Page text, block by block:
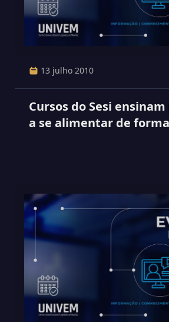
13 julho 2010
Cursos do Sesi
a se alimentar de